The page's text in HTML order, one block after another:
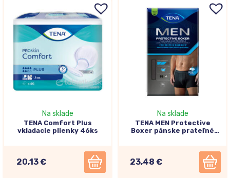
Na sklade
TENA Comfort Plus
vkladacie plienky 46ks
20,13 €
Na sklade
TENA MEN Protective
Boxer pánske prateľné
23,48 €